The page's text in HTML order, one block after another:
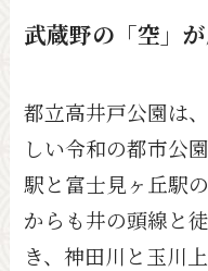
武蔵野の「空」
都立高井戸公園は
しい令和の都市公
駅と富士見ヶ丘駅
からも井の頭線と
き、神田川と玉川